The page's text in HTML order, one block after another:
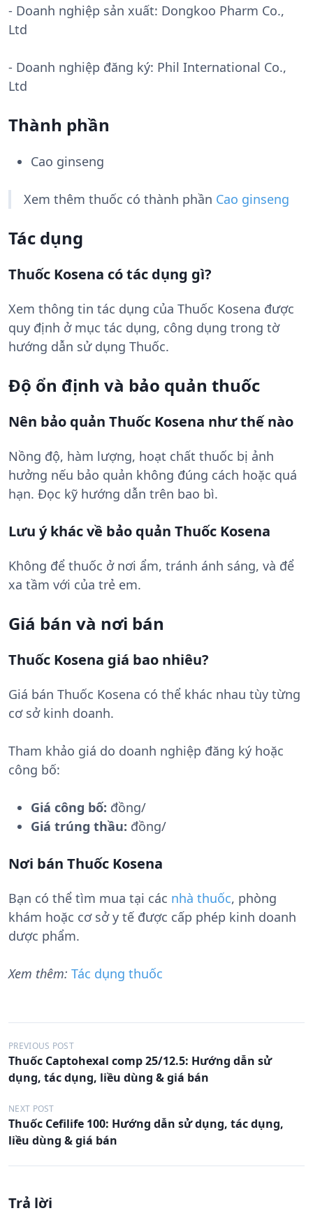
- Doanh nghiệp sản xuất: Dongkoo Pharm Co.,
Ltd
- Doanh nghiệp đăng ký: Phil International Co.,
Ltd
Thành phần
Cao ginseng
Xem thêm thuốc có thành phần Cao ginseng
Tác dụng
Thuốc Kosena có tác dụng gì?
Xem thông tin tác dụng của Thuốc Kosena được
quy định ở mục tác dụng, công dụng trong tờ
hướng dẫn sử dụng Thuốc.
Độ ổn định và bảo quản thuốc
Nên bảo quản Thuốc Kosena như thế nào
Nồng độ, hàm lượng, hoạt chất thuốc bị ảnh
hưởng nếu bảo quản không đúng cách hoặc quá
hạn. Đọc kỹ hướng dẫn trên bao bì.
Lưu ý khác về bảo quản Thuốc Kosena
Không để thuốc ở nơi ẩm, tránh ánh sáng, và để
xa tầm với của trẻ em.
Giá bán và nơi bán
Thuốc Kosena giá bao nhiêu?
Giá bán Thuốc Kosena có thể khác nhau tùy từng
cơ sở kinh doanh.
Tham khảo giá do doanh nghiệp đăng ký hoặc
công bố:
Giá công bố: đồng/
Giá trúng thầu: đồng/
Nơi bán Thuốc Kosena
Bạn có thể tìm mua tại các nhà thuốc, phòng
khám hoặc cơ sở y tế được cấp phép kinh doanh
dược phẩm.
Xem thêm: Tác dụng thuốc
Đ
i
u
h
n
PREVIOUS POST
Thuốc Captohexal comp 25/12.5: Hướng dẫn sử
dụng, tác dụng, liều dùng & giá bán
NEXT POST
Thuốc Cefilife 100: Hướng dẫn sử dụng, tác dụng,
liều dùng & giá bán
Trả lời